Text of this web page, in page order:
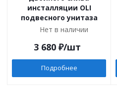
инсталляции OLI
подвесного унитаза
Нет в наличии
3 680 ₽/шт
Подробнее